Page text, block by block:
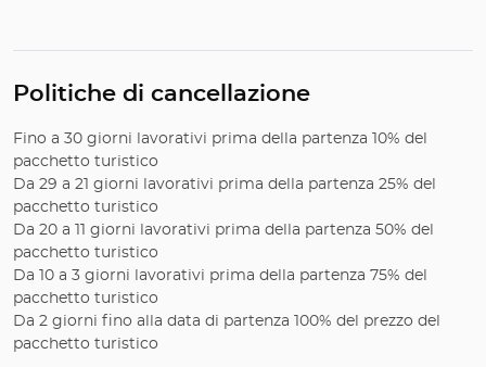
Politiche di cancellazione
Fino a 30 giorni lavorativi prima della partenza 10% del
pacchetto turistico
Da 29 a 21 giorni lavorativi prima della partenza 25% del
pacchetto turistico
Da 20 a 11 giorni lavorativi prima della partenza 50% del
pacchetto turistico
Da 10 a 3 giorni lavorativi prima della partenza 75% del
pacchetto turistico
Da 2 giorni fino alla data di partenza 100% del prezzo del
pacchetto turistico